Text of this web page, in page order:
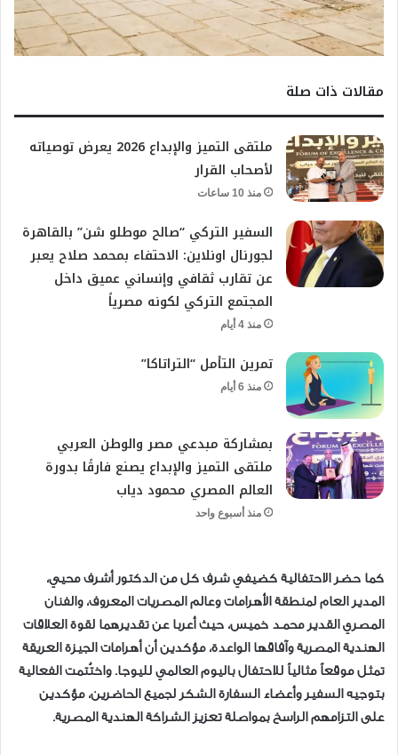
مقالات ذات صلة
ملتقى التميز والإبداع 2026 يعرض توصياته
لأصحاب القرار
منذ 10 ساعات
السفير التركي “صالح موطلو شن” بالقاهرة
لجورنال اونلاين: الاحتفاء بمحمد صلاح يعبر
عن تقارب ثقافي وإنساني عميق داخل
المجتمع التركي لكونه مصرياً
منذ 4 أيام
تمرين التأمل “التراتاكا”
منذ 6 أيام
بمشاركة مبدعي مصر والوطن العربي
ملتقى التميز والإبداع يصنع فارقًا بدورة
العالم المصري محمود دياب
منذ أسبوع واحد
كما حضر الاحتفالية كضيفي شرف كل من الدكتور أشرف محيي،
المدير العام لمنطقة الأهرامات وعالم المصريات المعروف، والفنان
المصري القدير محمـد خميس، حيث أعربا عن تقديرهما لقوة العلاقات
الهندية المصرية وآفاقها الواعدة، مؤكدين أن أهرامات الجيزة العريقة
تمثل موقعاً مثالياً للاحتفال باليوم العالمي لليوجا. واختُتمت الفعالية
بتوجيه السفير وأعضاء السفارة الشكر لجميع الحاضرين، مؤكدين
على التزامهم الراسخ بمواصلة تعزيز الشراكة الهندية المصرية.